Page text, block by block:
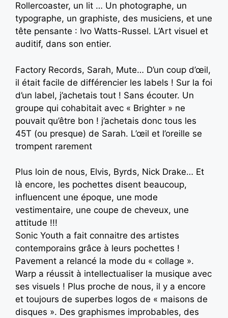
Rollercoaster, un lit … Un photographe, un
typographe, un graphiste, des musiciens, et une
tête pensante : Ivo Watts-Russel. L’Art visuel et
auditif, dans son entier.
Factory Records, Sarah, Mute… D’un coup d’œil,
il était facile de différencier les labels ! Sur la foi
d’un label, j’achetais tout ! Sans écouter. Un
groupe qui cohabitait avec « Brighter » ne
pouvait qu’être bon ! j’achetais donc tous les
45T (ou presque) de Sarah. L’œil et l’oreille se
trompent rarement
Plus loin de nous, Elvis, Byrds, Nick Drake… Et
là encore, les pochettes disent beaucoup,
influencent une époque, une mode
vestimentaire, une coupe de cheveux, une
attitude !!!
Sonic Youth a fait connaitre des artistes
contemporains grâce à leurs pochettes !
Pavement a relancé la mode du « collage ».
Warp a réussit à intellectualiser la musique avec
ses visuels ! Plus proche de nous, il y a encore
et toujours de superbes logos de « maisons de
disques ». Des graphismes improbables, des